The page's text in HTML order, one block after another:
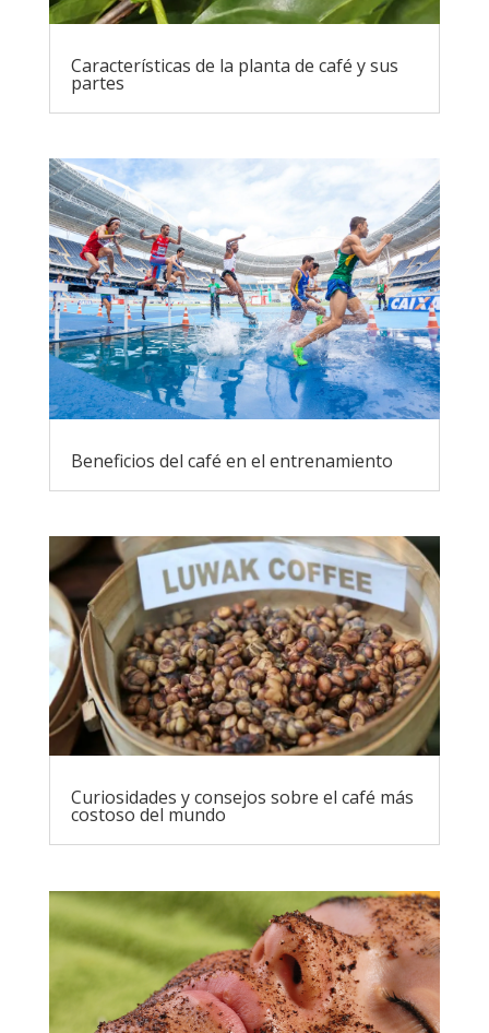
Características de la planta de café y sus
partes
Beneficios del café en el entrenamiento
Curiosidades y consejos sobre el café más
costoso del mundo